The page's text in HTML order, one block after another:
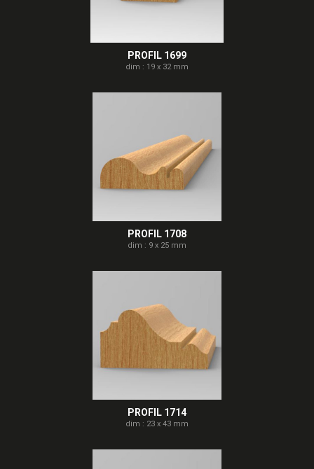
PROFIL 1699
dim : 19 x 32 mm
PROFIL 1708
dim : 9 x 25 mm
PROFIL 1714
dim : 23 x 43 mm